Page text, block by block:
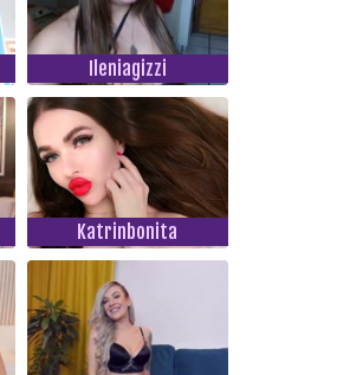
Ileniagizzi
Katrinbonita